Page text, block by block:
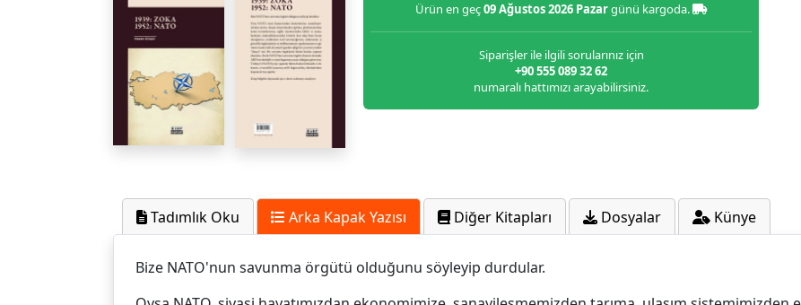
Ürün en geç09 Ağustos 2026 Pazargünü kargoda.
Siparişler ile ilgili sorularınız için
+90 555 089 32 62
numaralı hattımızı arayabilirsiniz.
Tadımlık Oku Arka Kapak Yazısı Diğer Kitapları Dosyalar Künye
Bize NATO'nun savunma örgütü olduğunu söyleyip durdular.